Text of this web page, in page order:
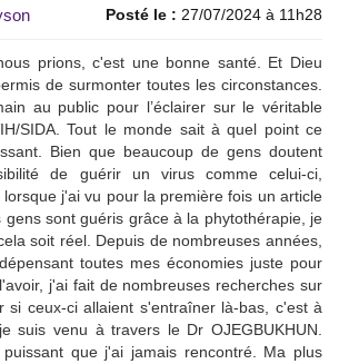
Posté le : 27/07/2024 à 11h28
prions, c'est une bonne santé. Et Dieu
de surmonter toutes les circonstances.
au public pour l’éclairer sur le véritable
SIDA. Tout le monde sait à quel point ce
Bien que beaucoup de gens doutent
de guérir un virus comme celui-ci,
j'ai vu pour la première fois un article
sont guéris grâce à la phytothérapie, je
soit réel. Depuis de nombreuses années,
toutes mes économies juste pour
j'ai fait de nombreuses recherches sur
si ceux-ci allaient s'entraîner là-bas, c'est à
suis venu à travers le Dr OJEGBUKHUN.
que j'ai jamais rencontré. Ma plus